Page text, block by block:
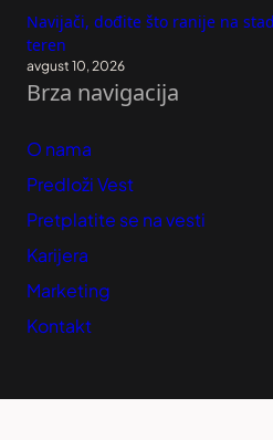
Navijači, dođite što ranije na
teren
avgust 10, 2026
Brza navigacija
O nama
Predloži Vest
Pretplatite se na vesti
Karijera
Marketing
Kontakt